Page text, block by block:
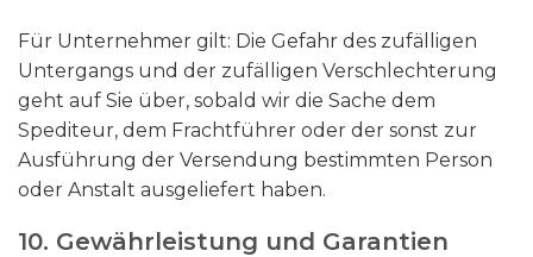
Für Unternehmer gilt: Die Gefahr des zufälligen
Untergangs und der zufälligen Verschlechterung
geht auf Sie über, sobald wir die Sache dem
Spediteur, dem Frachtführer oder der sonst zur
Ausführung der Versendung bestimmten Person
oder Anstalt ausgeliefert haben.
10. Gewährleistung und Garantien​​​​​​​